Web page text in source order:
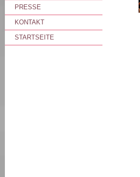
PRESSE
KONTAKT
STARTSEITE